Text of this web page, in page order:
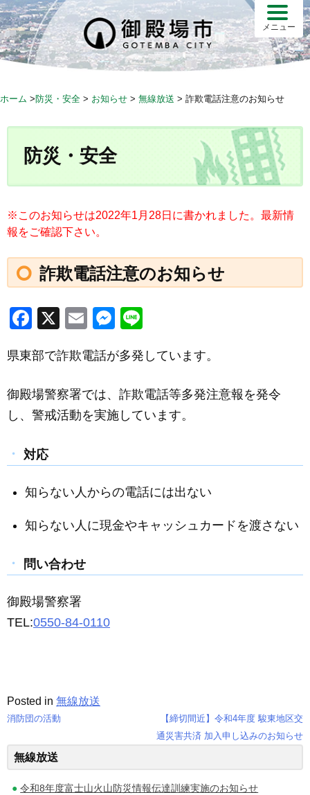
S
k
i
p
メニュー
ホーム >防災・安全 > お知らせ > 無線放送 > 詐欺電話注意のお知らせ
防災・安全
※このお知らせは2022年1月28日に書かれました。最新情
報をご確認下さい。
詐欺電話注意のお知らせ
F
c
e
b
o
o
k
X
E
ail
M
ss
e
n
g
e
県東部で詐欺電話が多発しています。
御殿場警察署では、詐欺電話等多発注意報を発令
し、警戒活動を実施しています。
対応
知らない人からの電話には出ない
知らない人に現金やキャッシュカードを渡さない
問い合わせ
御殿場警察署
TEL:0550-84-0110
Posted in 無線放送
稿
ナ
消防団の活動
【締切間近】令和4年度 駿東地区交
通災害共済 加入申し込みのお知らせ
無線放送
令和8年度富士山火山防災情報伝達訓練実施のお知らせ